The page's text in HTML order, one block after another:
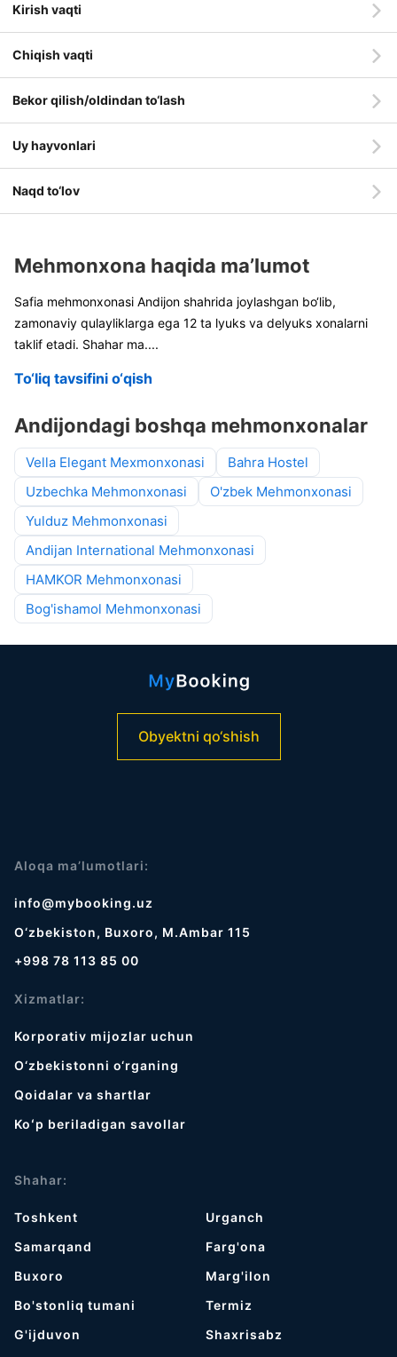
Kirish vaqti
Chiqish vaqti
Bekor qilish/oldindan to‘lash
Uy hayvonlari
Naqd to‘lov
Mehmonxona haqida ma’lumot
Safia mehmonxonasi Andijon shahrida joylashgan bo‘lib,
zamonaviy qulayliklarga ega 12 ta lyuks va delyuks xonalarni
taklif etadi. Shahar ma....
To‘liq tavsifini o‘qish
Andijondagi boshqa mehmonxonalar
Vella Elegant Mexmonxonasi
Bahra Hostel
Uzbechka Mehmonxonasi
O'zbek Mehmonxonasi
Yulduz Mehmonxonasi
Andijan International Mehmonxonasi
HAMKOR Mehmonxonasi
Bog'ishamol Mehmonxonasi
Obyektni qo‘shish
Aloqa ma’lumotlari:
info@mybooking.uz
O‘zbekiston, Buxoro, M.Ambar 115
+998 78 113 85 00
Xizmatlar:
Korporativ mijozlar uchun
O‘zbekistonni o‘rganing
Qoidalar va shartlar
Koʻp beriladigan savollar
Shahar:
Toshkent
Samarqand
Buxoro
Bo'stonliq tumani
G'ijduvon
Urganch
Farg'ona
Marg'ilon
Termiz
Shaxrisabz